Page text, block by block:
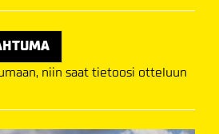
niin saat tietoosi otteluun